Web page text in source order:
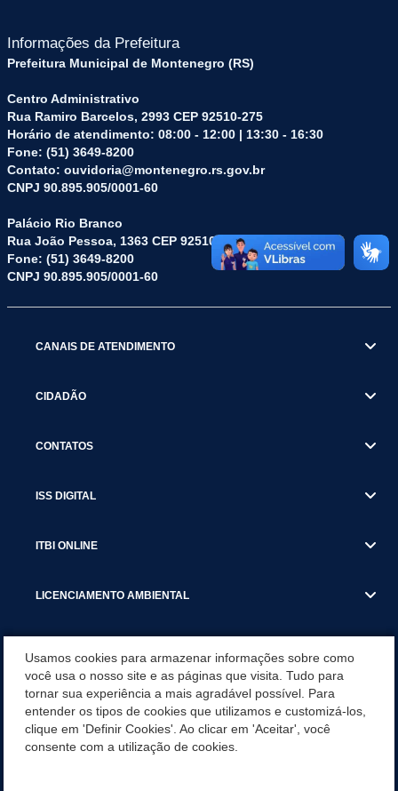
Informações da Prefeitura
Prefeitura Municipal de Montenegro (RS)
Centro Administrativo
Rua Ramiro Barcelos, 2993 CEP 92510-275
Horário de atendimento: 08:00 - 12:00 | 13:30 - 16:30
Fone: (51) 3649-8200
Contato: ouvidoria@montenegro.rs.gov.br
CNPJ 90.895.905/0001-60
Palácio Rio Branco
Rua João Pessoa, 1363 CEP 92510-045
Fone: (51) 3649-8200
CNPJ 90.895.905/0001-60
CANAIS DE ATENDIMENTO
CIDADÃO
CONTATOS
ISS DIGITAL
ITBI ONLINE
LICENCIAMENTO AMBIENTAL
SERVIÇOS
SERVIÇOS DO DEPARTAMENTO DE RECEITA MUNICIPAL
Usamos cookies para armazenar informações sobre como
você usa o nosso site e as páginas que visita. Tudo para
tornar sua experiência a mais agradável possível. Para
entender os tipos de cookies que utilizamos e customizá-los,
clique em 'Definir Cookies'. Ao clicar em 'Aceitar', você
consente com a utilização de cookies.